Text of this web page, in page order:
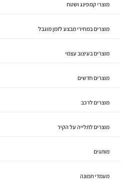
מוצרי קמפינג ושטח
מוצרים במחירי מבצע לזמן מוגבל
מוצרים בעיצוב עצמי
מוצרים חדשים
מוצרים לרכב
מוצרים לתלייה על הקיר
מותגים
מעמדי תמונה